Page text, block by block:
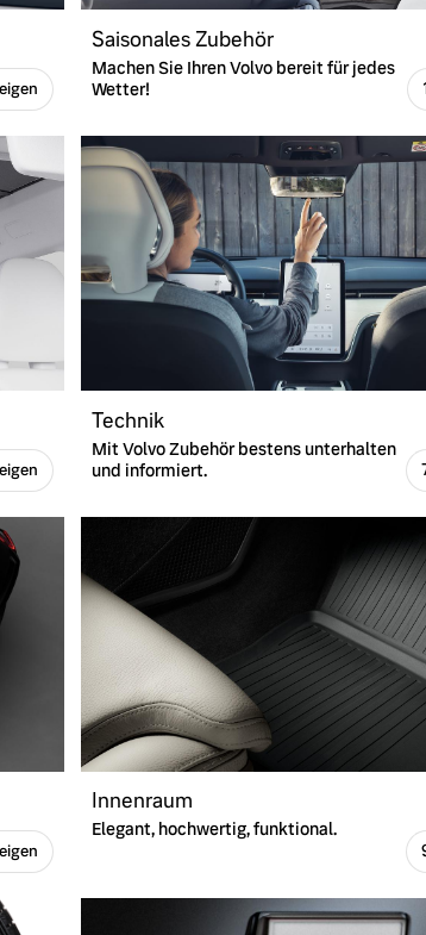
Saisonales Zubehör
Machen Sie Ihren Volvo bereit für jedes
Wetter!
Technik
Mit Volvo Zubehör bestens unterhalten
und informiert.
Innenraum
Elegant, hochwertig, funktional.